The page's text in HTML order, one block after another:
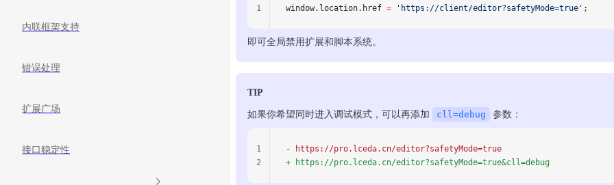
内联框架支持
错误处理
扩展广场
接口稳定性
window.location.href = 'https://client/editor?safetyMode=true' ;
1
即可全局禁用扩展和脚本系统。
TIP
如果你希望同时进入调试模式，可以再添加 cll=debug 参数：
- https://pro.lceda.cn/editor?safetyMode=true
+ https://pro.lceda.cn/editor?safetyMode=true&cll=debug
1
2